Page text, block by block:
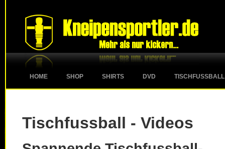
HOME SHOP SHIRTS DVD TISCHFUSSBALL
Tischfussball - Videos